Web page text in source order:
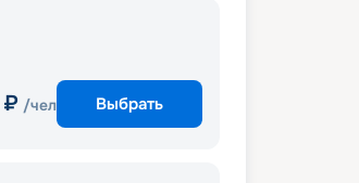
₽ /чел Выбрать